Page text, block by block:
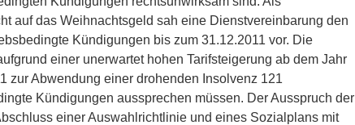
auf das Weihnachtsgeld sah eine Dienstvereinbarung den
Kündigungen bis zum 31.12.2011 vor. Die
einer unerwartet hohen Tarifsteigerung ab dem Jahr
zur Abwendung einer drohenden Insolvenz 121
Kündigungen aussprechen müssen. Der Ausspruch der
einer Auswahlrichtlinie und eines Sozialplans mit